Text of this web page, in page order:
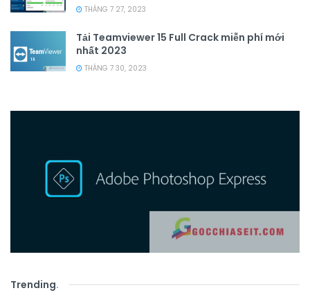
THÁNG 7 27, 2023
Tải Teamviewer 15 Full Crack miễn phí mới
nhất 2023
THÁNG 7 30, 2023
Trending.